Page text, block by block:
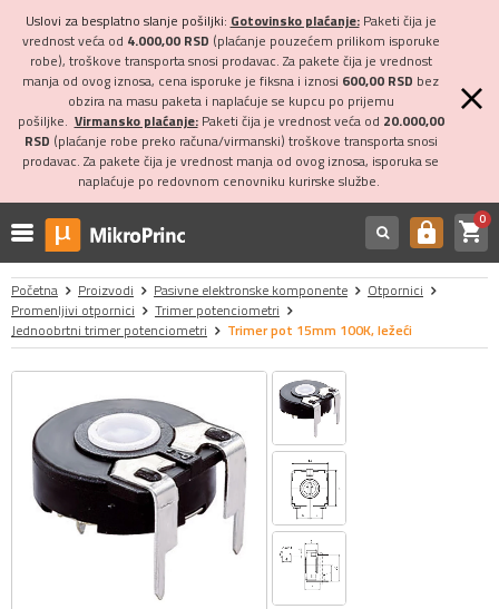
Uslovi za besplatno slanje pošiljki: Gotovinsko plaćanje:Paketi čija je
vrednost veća od 4.000,00 RSD (plaćanje pouzećem prilikom isporuke
robe), troškove transporta snosi prodavac. Za pakete čija je vrednost
manja od ovog iznosa, cena isporuke je fiksna i iznosi 600,00 RSD bez
obzira na masu paketa i naplaćuje se kupcu po prijemu
pošiljke. Virmansko plaćanje:Paketi čija je vrednost veća od 20.000,00
RSD (plaćanje robe preko računa/virmanski) troškove transporta snosi
prodavac. Za pakete čija je vrednost manja od ovog iznosa, isporuka se
naplaćuje po redovnom cenovniku kurirske službe.
https shopping_cart0
Početna Proizvodi Pasivne elektronske komponente
Otpornici
Promenljivi otpornici
Trimer potenciometri
Jednoobrtni trimer potenciometri
Trimer pot 15mm 100K, ležeći